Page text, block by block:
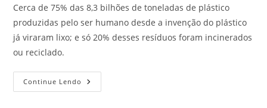
Cerca de 75% das 8,3 bilhões de toneladas de plástico
produzidas pelo ser humano desde a invenção do plástico
já viraram lixo; e só 20% desses resíduos foram incinerados
ou reciclado.
Continue Lendo